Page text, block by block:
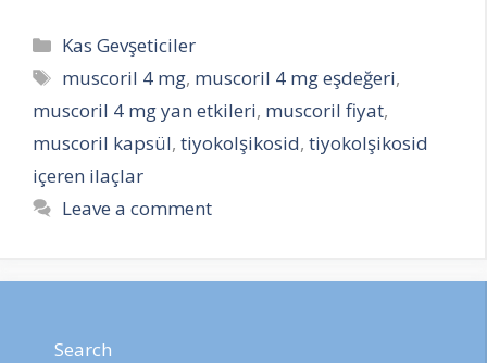
Categories
Kas Gevşeticiler
Tags
muscoril 4 mg, muscoril 4 mg eşdeğeri,
muscoril 4 mg yan etkileri, muscoril fiyat,
muscoril kapsül, tiyokolşikosid, tiyokolşikosid
içeren ilaçlar
Leave a comment
Search